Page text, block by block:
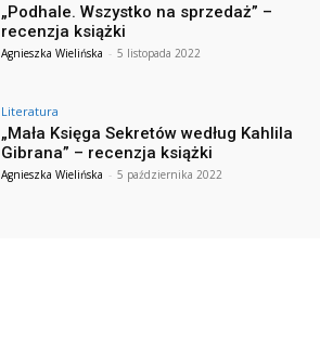
„Podhale. Wszystko na sprzedaż” –
recenzja książki
Agnieszka Wielińska - 5 listopada 2022
Literatura
„Mała Księga Sekretów według Kahlila
Gibrana” – recenzja książki
Agnieszka Wielińska - 5 października 2022